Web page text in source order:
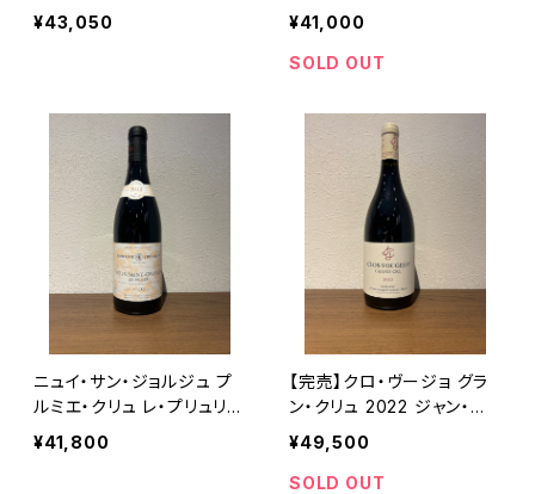
ンリ ジロー シャンパーニュ
フランス 正規品
¥43,050
750ml
¥41,000
SOLD OUT
ニュイ・サン・ジョルジュ プ
ルミエ・クリュ レ・プリュリエ
2012 ロベール・シュヴィヨ
ン 赤ワイン 750ml
¥41,800
【完売】クロ・ヴージョ グラ
ン・クリュ 2022 ジャン・ジ
ャック・コンフュロン 赤ワイ
ン 750ml
¥49,500
SOLD OUT